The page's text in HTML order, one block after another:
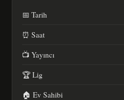
📅 Tarih
⏰ Saat
📺 Yayıncı
🏆 Lig
🏠 Ev Sahibi